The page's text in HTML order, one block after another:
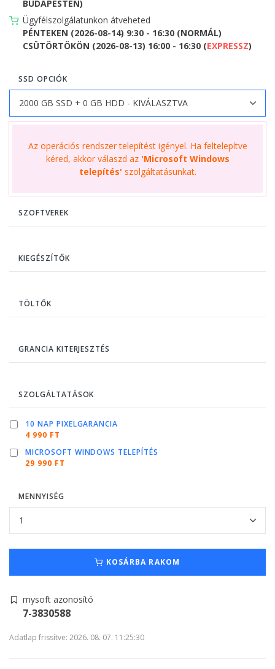
BUDAPESTEN)
Ügyfélszolgálatunkon átveheted
PÉNTEKEN (2026-08-14) 9:30 - 16:30 (NORMÁL)
CSÜTÖRTÖKÖN (2026-08-13) 16:00 - 16:30 (EXPRESSZ)
SSD OPCIÓK
Az operációs rendszer telepítést igényel. Ha feltelepítve
kéred, akkor válaszd az 'Microsoft Windows
telepítés' szolgáltatásunkat.
SZOFTVEREK
KIEGÉSZÍTŐK
TÖLTŐK
GRANCIA KITERJESZTÉS
SZOLGÁLTATÁSOK
10 NAP PIXELGARANCIA
4 990 FT
MICROSOFT WINDOWS TELEPÍTÉS
29 990 FT
MENNYISÉG
KOSÁRBA RAKOM
mysoft azonosító
7-3830588
Adatlap frissítve: 2026. 08. 07. 11:25:30